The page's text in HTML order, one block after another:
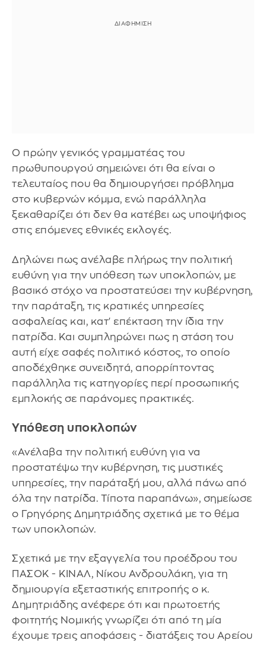
Ο πρώην γενικός γραμματέας του
πρωθυπουργού σημειώνει ότι θα είναι ο
τελευταίος που θα δημιουργήσει πρόβλημα
στο κυβερνών κόμμα, ενώ παράλληλα
ξεκαθαρίζει ότι δεν θα κατέβει ως υποψήφιος
στις επόμενες εθνικές εκλογές.
Δηλώνει πως ανέλαβε πλήρως την πολιτική
ευθύνη για την υπόθεση των υποκλοπών, με
βασικό στόχο να προστατεύσει την κυβέρνηση,
την παράταξη, τις κρατικές υπηρεσίες
ασφαλείας και, κατ' επέκταση την ίδια την
πατρίδα. Και συμπληρώνει πως η στάση του
αυτή είχε σαφές πολιτικό κόστος, το οποίο
αποδέχθηκε συνειδητά, απορρίπτοντας
παράλληλα τις κατηγορίες περί προσωπικής
εμπλοκής σε παράνομες πρακτικές.
Υπόθεση υποκλοπών
«Ανέλαβα την πολιτική ευθύνη για να
προστατέψω την κυβέρνηση, τις μυστικές
υπηρεσίες, την παράταξή μου, αλλά πάνω από
όλα την πατρίδα. Τίποτα παραπάνω», σημείωσε
ο Γρηγόρης Δημητριάδης σχετικά με το θέμα
των υποκλοπών.
Σχετικά με την εξαγγελία του προέδρου του
ΠΑΣΟΚ - ΚΙΝΑΛ, Νίκου Ανδρουλάκη, για τη
δημιουργία εξεταστικής επιτροπής ο κ.
Δημητριάδης ανέφερε ότι και πρωτοετής
φοιτητής Νομικής γνωρίζει ότι από τη μία
έχουμε τρεις αποφάσεις - διατάξεις του Αρείου